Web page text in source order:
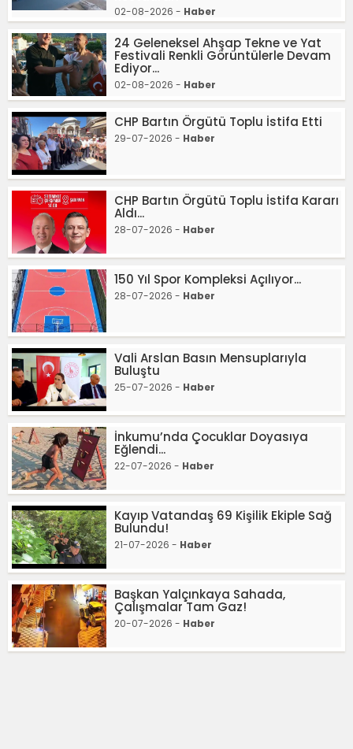
02-08-2026 - Haber
24 Geleneksel Ahşap Tekne ve Yat
Festivali Renkli Görüntülerle Devam
Ediyor...
02-08-2026 - Haber
CHP Bartın Örgütü Toplu İstifa Etti
29-07-2026 - Haber
CHP Bartın Örgütü Toplu İstifa Kararı
Aldı...
28-07-2026 - Haber
150 Yıl Spor Kompleksi Açılıyor...
28-07-2026 - Haber
Vali Arslan Basın Mensuplarıyla
Buluştu
25-07-2026 - Haber
İnkumu’nda Çocuklar Doyasıya
Eğlendi...
22-07-2026 - Haber
Kayıp Vatandaş 69 Kişilik Ekiple Sağ
Bulundu!
21-07-2026 - Haber
Başkan Yalçınkaya Sahada,
Çalışmalar Tam Gaz!
20-07-2026 - Haber